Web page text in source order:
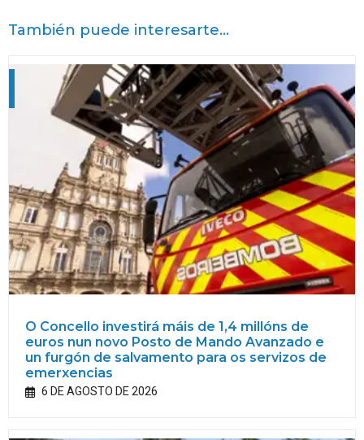
También puede interesarte...
O Concello investirá máis de 1,4 millóns de
euros nun novo Posto de Mando Avanzado e
un furgón de salvamento para os servizos de
emerxencias
6 DE AGOSTO DE 2026